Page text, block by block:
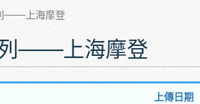
───上海摩登
───上海摩登
上傳日期